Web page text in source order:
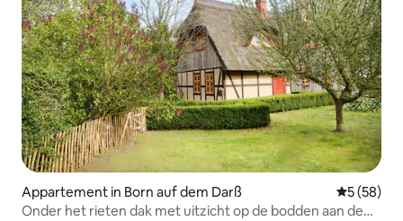
Appartement in Born auf dem Darß
5 (58)
Onder het rieten dak met uitzicht op de bodden aan de